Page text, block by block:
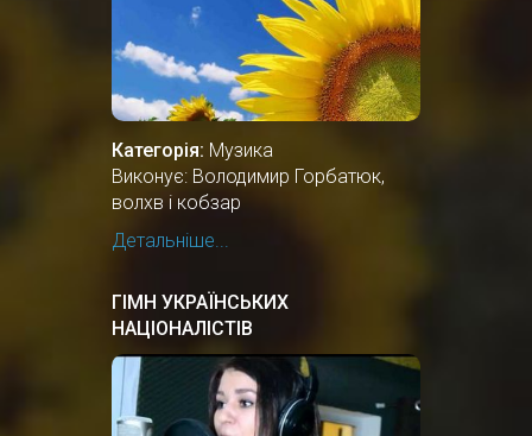
Категорія: Музика
Виконує: Володимир Горбатюк,
волхв і кобзар
Детальніше...
ГІМН УКРАЇНСЬКИХ
НАЦІОНАЛІСТІВ